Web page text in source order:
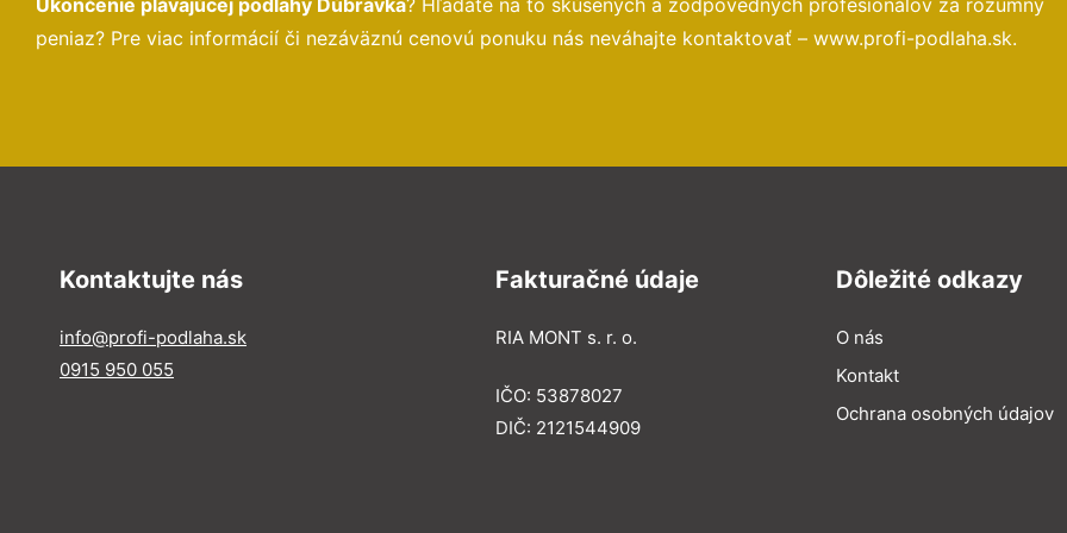
peniaz? Pre viac informácií či nezáväznú cenovú ponuku nás neváhajte kontaktovať – www.profi-podlaha.sk.
Kontaktujte nás
info@profi-podlaha.sk
0915 950 055
Fakturačné údaje
RIA MONT s. r. o.
IČO: 53878027
DIČ: 2121544909
Dôležité odkazy
O nás
Kontakt
Ochrana osobných údajov